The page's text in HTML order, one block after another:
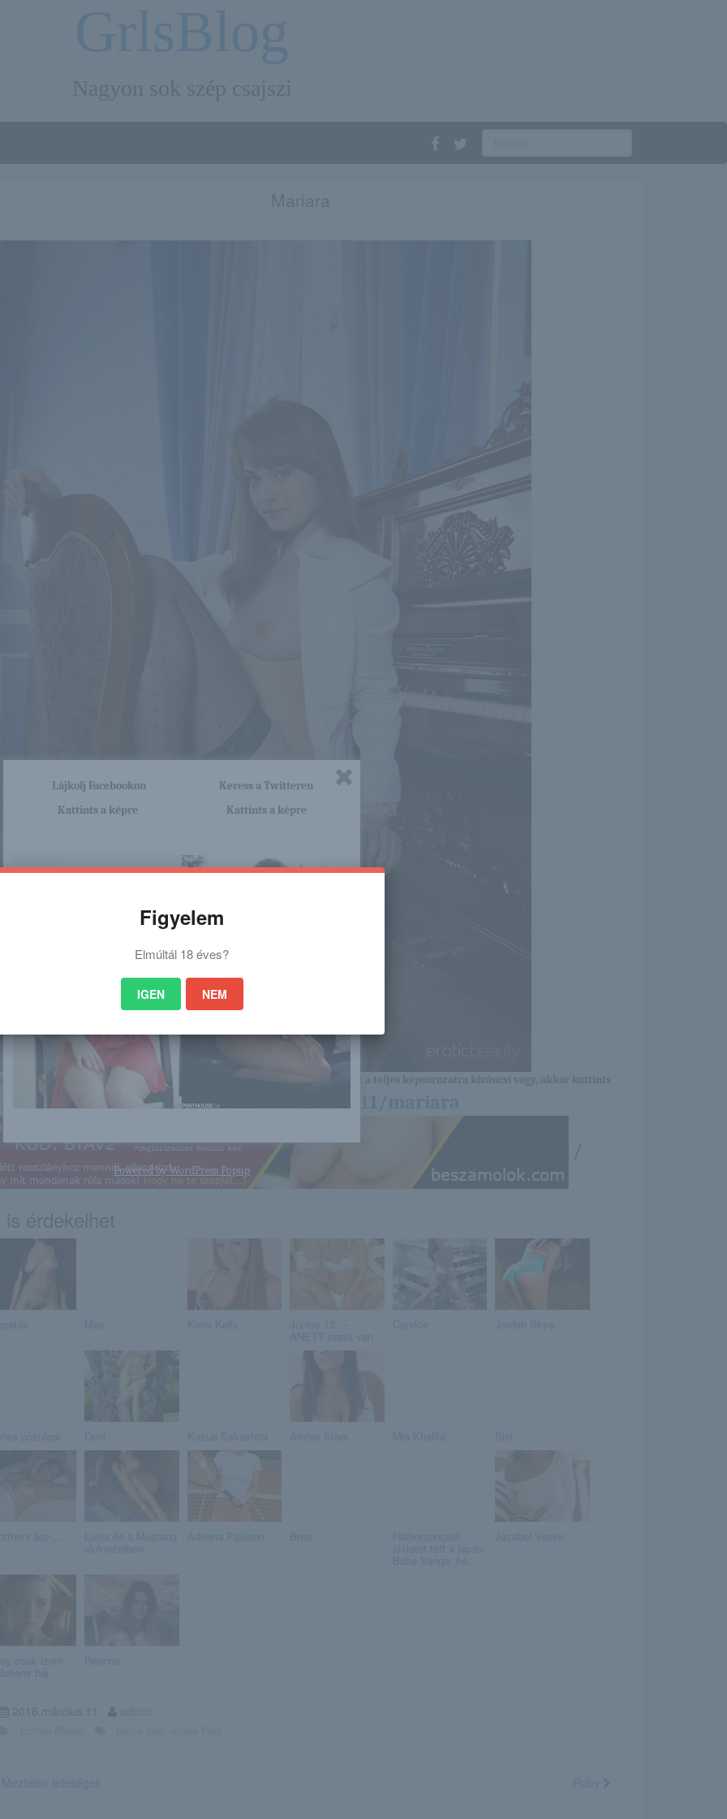
sok olyan lány van, aki cseppet sem szégyenlős. Ha ennek a lánynak a teljes képsorozatra kíváncsi vagy, akkor kattints
http://browhair.blog.hu/2016/03/11/mariara
May Keira Kelly Június 13. –
ANETT napja van
Caprice Jordan Skye
pózolgat Deni Kozue Sakashita Amber Stars Mia Khalifa Sisi
ágy…. Lucia és a Mustang
alulnézetben
Adriana Paulson Brea Hátborzongató
jóslatot tett a japán
Baba Vanga: há...
Jezabel Vessir
csak izom
báj
Reanna
admin
feleségek Ruby
Lájkolj Facebookon
Kattints a képre
Keress a Twitteren
Kattints a képre
Powered byWordPress Popup
Figyelem
Elmúltál 18 éves?
IGEN NEM